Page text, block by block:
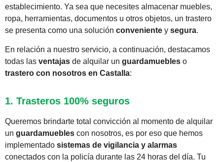
establecimiento. Ya sea que necesites almacenar muebles,
ropa, herramientas, documentos u otros objetos, un trastero
se presenta como una solución conveniente y segura.
En relación a nuestro servicio, a continuación, destacamos
todas las ventajas de alquilar un guardamuebles o
trastero con nosotros en Castalla:
1. Trasteros 100% seguros
Queremos brindarte total convicción al momento de alquilar
un guardamuebles con nosotros, es por eso que hemos
implementado sistemas de vigilancia y alarmas
conectados con la policía durante las 24 horas del día. Tu